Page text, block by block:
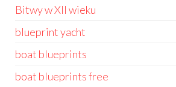
Bitwy w XII wieku
blueprint yacht
boat blueprints
boat blueprints free